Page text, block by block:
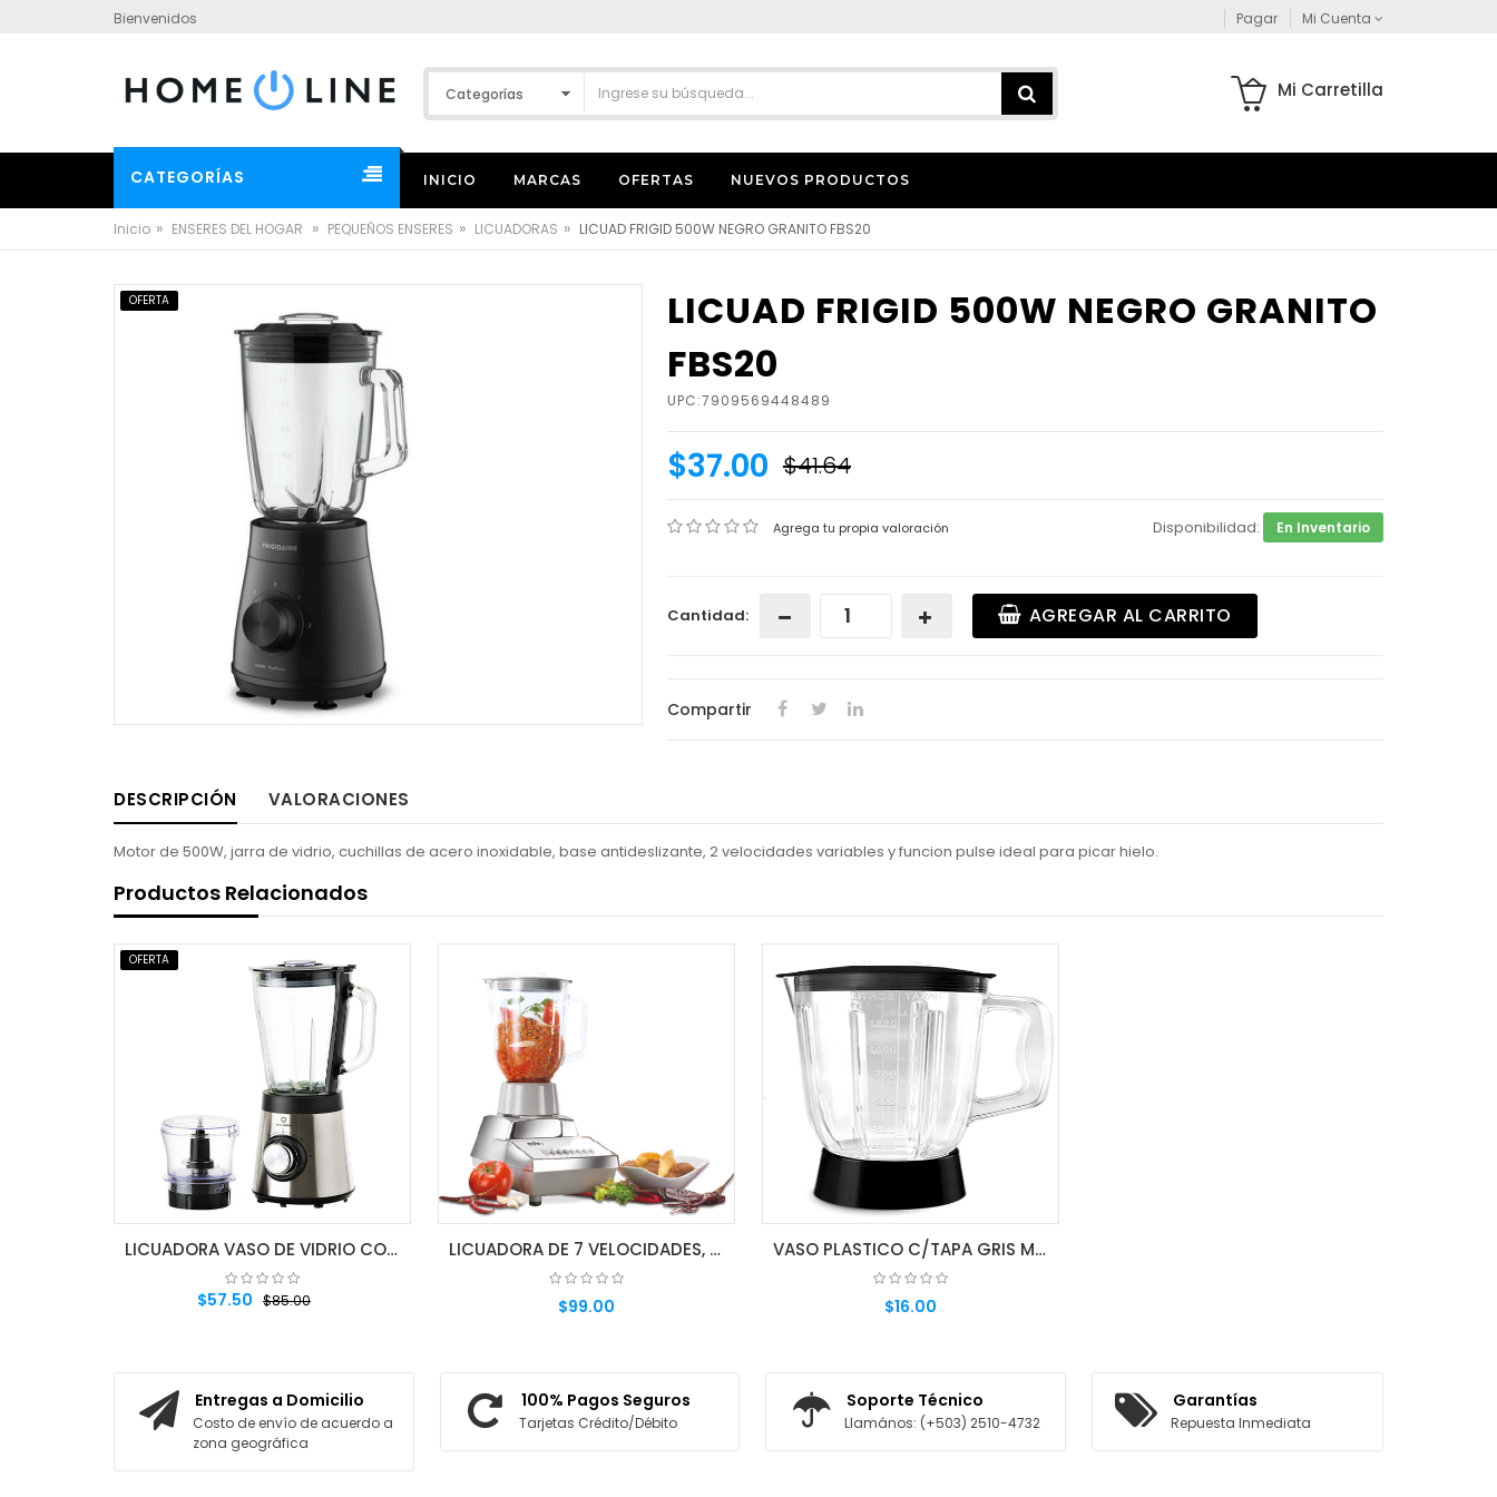
Bienvenidos Pagar Mi Cuenta
Mi Carretilla
CATEGORÍAS INICIO MARCAS OFERTAS NUEVOS PRODUCTOS
Inicio » ENSERES DEL HOGAR » PEQUEÑOS ENSERES » LICUADORAS » LICUAD FRIGID 500W NEGRO GRANITO FBS20
OFERTA
LICUAD FRIGID 500W NEGRO GRANITO
FBS20
UPC:7909569448489
$37.00 $41.64
Agrega tu propia valoración Disponibilidad: En Inventario
Cantidad: AGREGAR AL CARRITO
Compartir
DESCRIPCIÓN VALORACIONES
Motor de 500W, jarra de vidrio, cuchillas de acero inoxidable, base antideslizante, 2 velocidades variables y funcion pulse ideal para picar hielo.
Productos Relacionados
OFERTA
LICUADORA VASO DE VIDRIO CON PICATODO
$57.50 $85.00
LICUADORA DE 7 VELOCIDADES, VASO DE VIDRIO. 9090-MAN
$99.00
VASO PLASTICO C/TAPA GRIS MAN
$16.00
Entregas a Domicilio
Costo de envío de acuerdo a
zona geográfica
100% Pagos Seguros
Tarjetas Crédito/Débito
Soporte Técnico
Llamános: (+503) 2510-4732
Garantías
Repuesta Inmediata